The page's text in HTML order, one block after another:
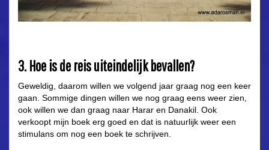
3. Hoe is de reis uiteindelijk bevallen?
Geweldig, daarom willen we volgend jaar graag nog een keer
gaan. Sommige dingen willen we nog graag eens weer zien,
ook willen we dan graag naar Harar en Danakil. Ook
verkoopt mijn boek erg goed en dat is natuurlijk weer een
stimulans om nog een boek te schrijven.